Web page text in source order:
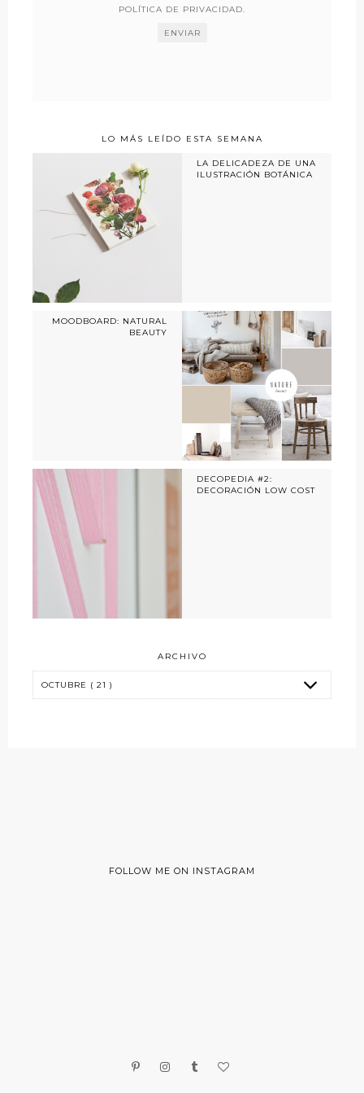
POLÍTICA DE PRIVACIDAD.
LO MÁS LEÍDO ESTA SEMANA
LA DELICADEZA DE UNA
ILUSTRACIÓN BOTÁNICA
MOODBOARD: NATURAL
BEAUTY
DECOPEDIA #2:
DECORACIÓN LOW COST
ARCHIVO
FOLLOW ME ON INSTAGRAM